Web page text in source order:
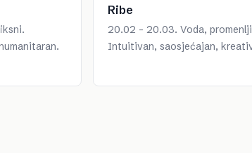
Ribe
20.02 - 20.03. Voda,
Intuitivan, saosjećajan,